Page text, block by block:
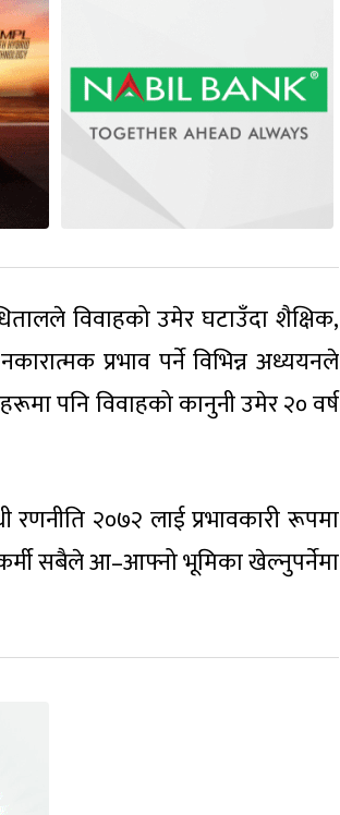
विवाहको उमेर घटाउँदा शैक्षिक,
प्रभाव पर्ने विभिन्न अध्ययनले
पनि विवाहको कानुनी उमेर २० वर्ष
२०७२ लाई प्रभावकारी रूपमा
सबैले आ–आफ्नो भूमिका खेल्नुपर्नेमा